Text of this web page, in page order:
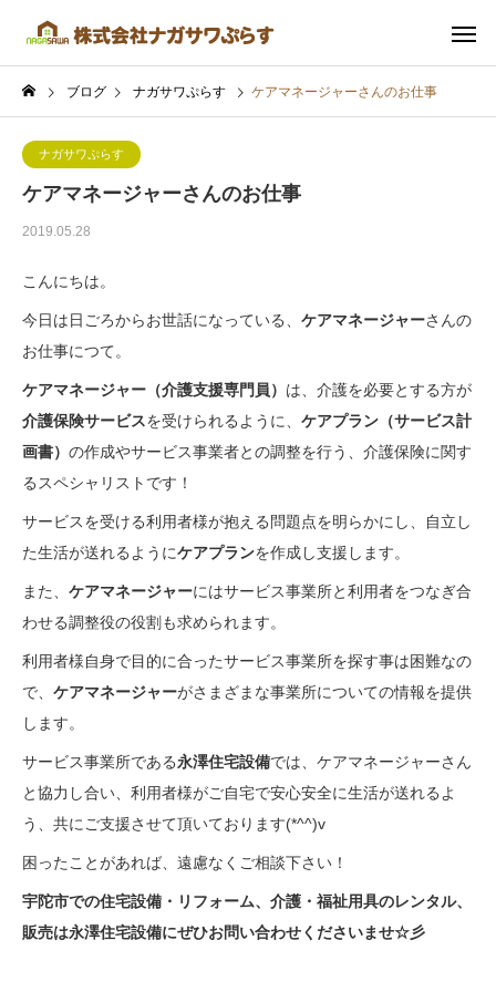
ブログ ナガサワぷらす ケアマネージャーさんのお仕事
ナガサワぷらす
ケアマネージャーさんのお仕事
2019.05.28
こんにちは。
今日は日ごろからお世話になっている、 ケアマネージャーさんの
お仕事につて。
ケアマネージャー（介護支援専門員） は、介護を必要とする方が
介護保険サービスを受けられるように、 ケアプラン（サービス計
画書） の作成やサービス事業者との調整を行う、介護保険に関す
るスペシャリストです！
サービスを受ける利用者様が抱える問題点を明らかにし、自立し
た生活が送れるようにケアプランを作成し支援します。
また、 ケアマネージャーにはサービス事業所と利用者をつなぎ合
わせる調整役の役割も求められます。
利用者様自身で目的に合ったサービス事業所を探す事は困難なの
で、 ケアマネージャーがさまざまな事業所についての情報を提供
します。
サービス事業所である永澤住宅設備では、ケアマネージャーさん
と協力し合い、利用者様がご自宅で安心安全に生活が送れるよ
う、共にご支援させて頂いております(*^^)v
困ったことがあれば、遠慮なくご相談下さい！
宇陀市での住宅設備・リフォーム、介護・福祉用具のレンタル、
販売は永澤住宅設備にぜひお問い合わせくださいませ☆彡